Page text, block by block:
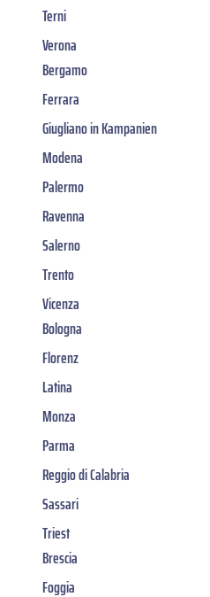
Terni
Verona
Bergamo
Ferrara
Giugliano in Kampanien
Modena
Palermo
Ravenna
Salerno
Trento
Vicenza
Bologna
Florenz
Latina
Monza
Parma
Reggio di Calabria
Sassari
Triest
Brescia
Foggia